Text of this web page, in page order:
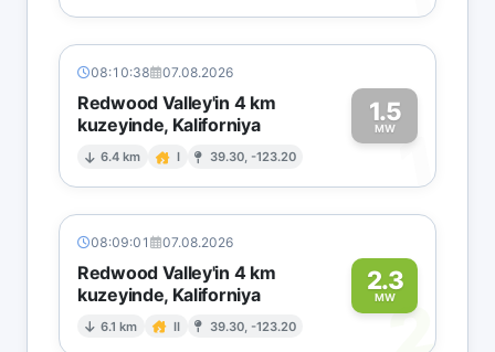
08:10:38 07.08.2026
Redwood Valley'in 4 km
kuzeyinde, Kaliforniya
6.4 km I 39.30, -123.20
1.5
MW1
08:09:01 07.08.2026
Redwood Valley'in 4 km
kuzeyinde, Kaliforniya
6.1 km II 39.30, -123.20
2.3
MW2